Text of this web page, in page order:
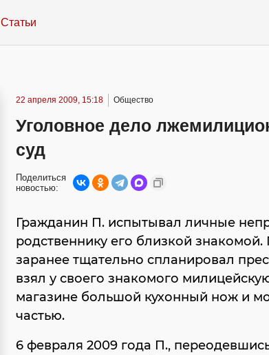
Статьи
22 апреля 2009, 15:18 Общество
Уголовное дело
суд
Поделиться
новостью:
Гражданин П. испытывал личные
родственнику его близкой
заранее тщательно спланировал
взял у своего знакомого
магазине большой кухонный нож и
частью.
6 февраля 2009 года П.,